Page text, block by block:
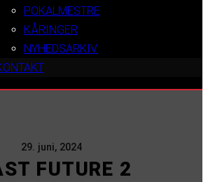
POKALMESTRE
KÅRINGER
NYHEDSARKIV
29. juni, 2024
FUTURE 2